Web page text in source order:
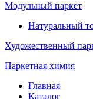
Модульный паркет
Натуральный
Художественный
Паркетная химия
Главная
Каталог